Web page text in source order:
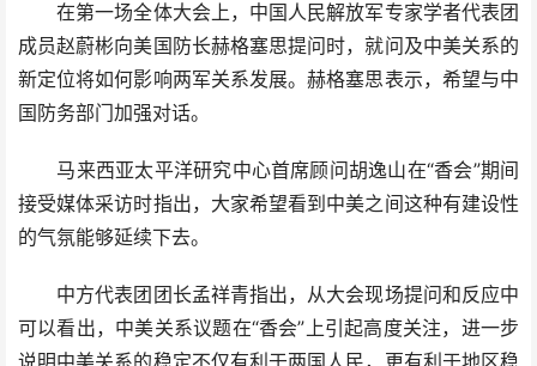
在第一场全体大会上，中国人民解放军专家学者代表团
成员赵蔚彬向美国防长赫格塞思提问时，就问及中美关系的
新定位将如何影响两军关系发展。赫格塞思表示，希望与中
国防务部门加强对话。
马来西亚太平洋研究中心首席顾问胡逸山在“香会”期间
接受媒体采访时指出，大家希望看到中美之间这种有建设性
的气氛能够延续下去。
中方代表团团长孟祥青指出，从大会现场提问和反应中
可以看出，中美关系议题在“香会”上引起高度关注，进一步